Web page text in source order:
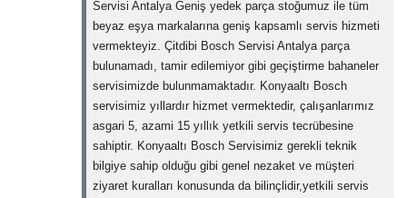
Servisi Antalya Geniş yedek parça stoğumuz ile tüm
beyaz eşya markalarına geniş kapsamlı servis hizmeti
vermekteyiz. Çitdibi Bosch Servisi Antalya parça
bulunamadı, tamir edilemiyor gibi geçiştirme bahaneler
servisimizde bulunmamaktadır. Konyaaltı Bosch
servisimiz yıllardır hizmet vermektedir, çalışanlarımız
asgari 5, azami 15 yıllık yetkili servis tecrübesine
sahiptir. Konyaaltı Bosch Servisimiz gerekli teknik
bilgiye sahip olduğu gibi genel nezaket ve müşteri
ziyaret kuralları konusunda da bilinçlidir,yetkili servis